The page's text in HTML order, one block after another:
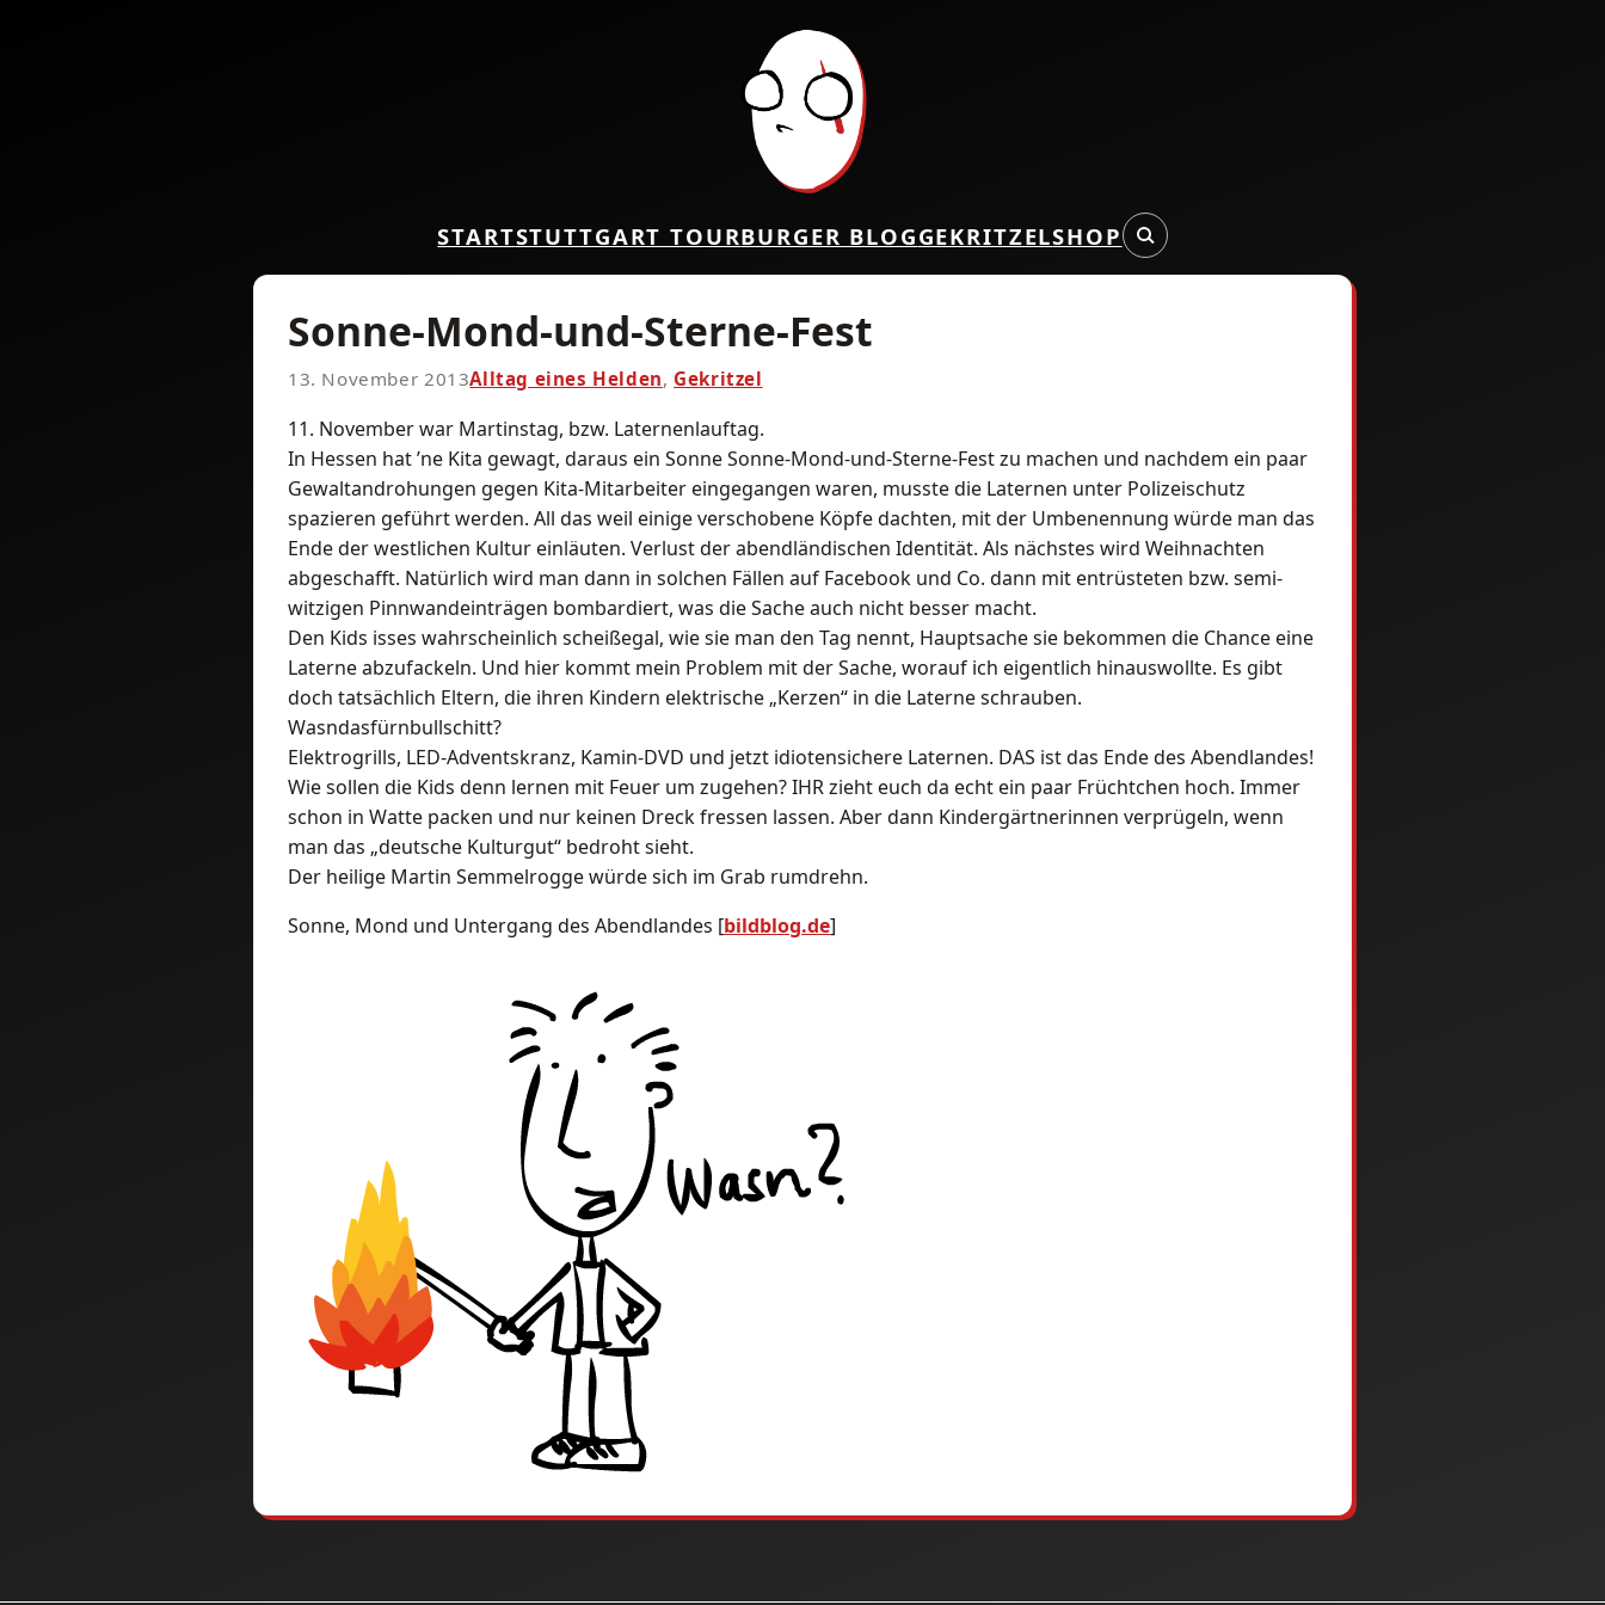
STARTSTUTTGART TOURBURGER BLOGGEKRITZELSHOP
Sonne-Mond-und-Sterne-Fest
13. November 2013Alltag eines Helden, Gekritzel
11. November war Martinstag, bzw. Laternenlauftag.
In Hessen hat ’ne Kita gewagt, daraus ein Sonne Sonne-Mond-und-Sterne-Fest zu machen und nachdem ein paar
Gewaltandrohungen gegen Kita-Mitarbeiter eingegangen waren, musste die Laternen unter Polizeischutz
spazieren geführt werden. All das weil einige verschobene Köpfe dachten, mit der Umbenennung würde man das
Ende der westlichen Kultur einläuten. Verlust der abendländischen Identität. Als nächstes wird Weihnachten
abgeschafft. Natürlich wird man dann in solchen Fällen auf Facebook und Co. dann mit entrüsteten bzw. semi-
witzigen Pinnwandeinträgen bombardiert, was die Sache auch nicht besser macht.
Den Kids isses wahrscheinlich scheißegal, wie sie man den Tag nennt, Hauptsache sie bekommen die Chance eine
Laterne abzufackeln. Und hier kommt mein Problem mit der Sache, worauf ich eigentlich hinauswollte. Es gibt
doch tatsächlich Eltern, die ihren Kindern elektrische „Kerzen“ in die Laterne schrauben.
Wasndasfürnbullschitt?
Elektrogrills, LED-Adventskranz, Kamin-DVD und jetzt idiotensichere Laternen. DAS ist das Ende des Abendlandes!
Wie sollen die Kids denn lernen mit Feuer um zugehen? IHR zieht euch da echt ein paar Früchtchen hoch. Immer
schon in Watte packen und nur keinen Dreck fressen lassen. Aber dann Kindergärtnerinnen verprügeln, wenn
man das „deutsche Kulturgut“ bedroht sieht.
Der heilige Martin Semmelrogge würde sich im Grab rumdrehn.
Sonne, Mond und Untergang des Abendlandes [bildblog.de]